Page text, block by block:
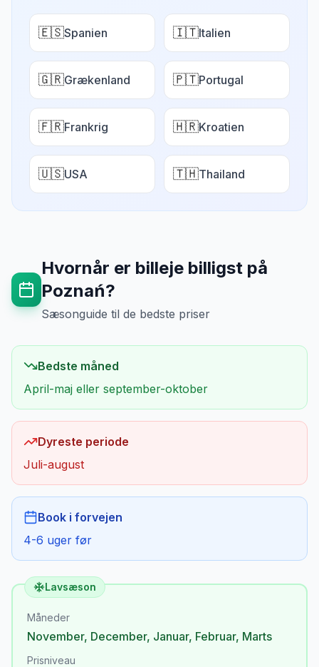
🇪🇸Spanien 🇮🇹Italien
🇬🇷Grækenland 🇵🇹Portugal
🇫🇷Frankrig 🇭🇷Kroatien
🇺🇸USA 🇹🇭Thailand
Hvornår er billeje billigst på
Poznań?
Sæsonguide til de bedste priser
Bedste måned
April-maj eller september-oktober
Dyreste periode
Juli-august
Book i forvejen
4-6 uger før
Lavsæson
Måneder
November, December, Januar, Februar, Marts
Prisniveau